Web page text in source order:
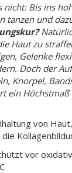
nicht: Bis ins
tanzen und
Haut zu
Gelenke
Doch der
Knorpel,
ein Höchstmaß
von
vor